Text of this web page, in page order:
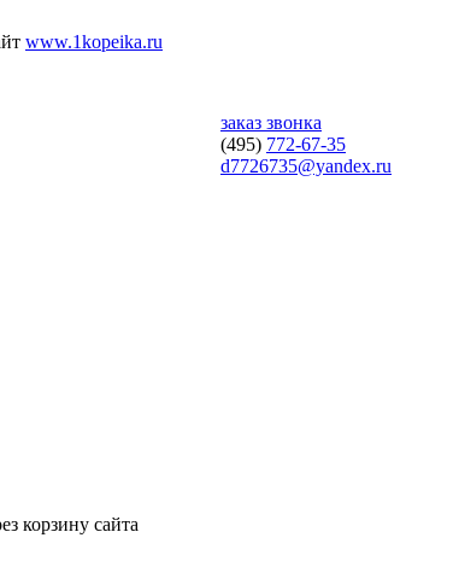
www.1kopeika.ru
заказ звонка
(495) 772-67-35
d7726735@yandex.ru
корзину сайта